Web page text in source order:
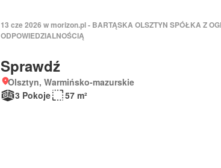
13 cze 2026 w morizon.pl - BARTĄSKA OLSZTYN SPÓŁKA Z
ODPOWIEDZIALNOŚCIĄ
Sprawdź
Olsztyn, Warmińsko-mazurskie
3 Pokoje
57 m²